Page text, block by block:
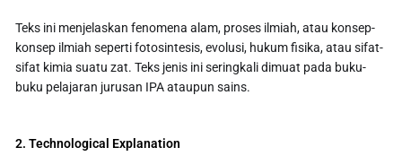
Teks ini menjelaskan fenomena alam, proses ilmiah, atau konsep-
konsep ilmiah seperti fotosintesis, evolusi, hukum fisika, atau sifat-
sifat kimia suatu zat. Teks jenis ini seringkali dimuat pada buku-
buku pelajaran jurusan IPA ataupun sains.
2. Technological Explanation